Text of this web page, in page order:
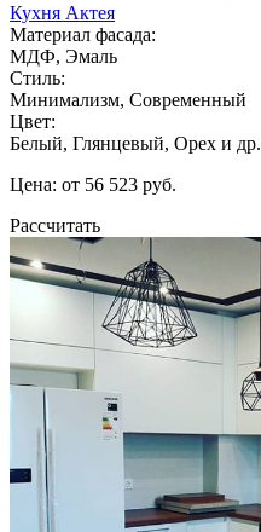
Кухня Актея
Материал фасада:
МДФ, Эмаль
Стиль:
Минимализм, Современный
Цвет:
Белый, Глянцевый, Орех и др.
Цена: от 56 523 руб.
Рассчитать